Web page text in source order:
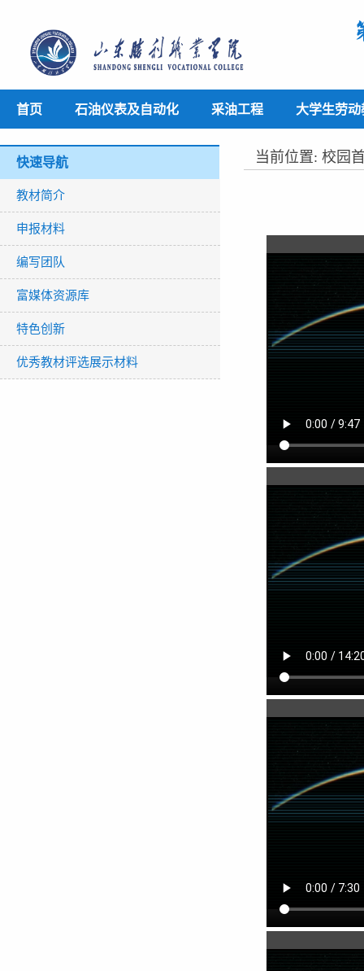
首页 石油仪表及自动化 采油工程 大学生劳动
快速导航
教材简介
申报材料
编写团队
富媒体资源库
特色创新
优秀教材评选展示材料
当前位置: 校园